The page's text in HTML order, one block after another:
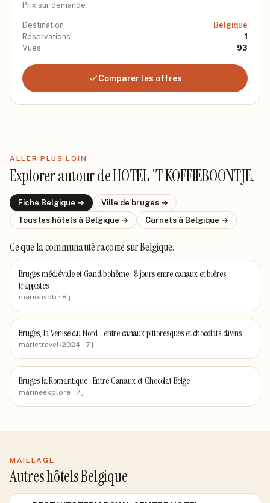
Prix sur demande
Destination
Belgique
Réservations
1
Vues
93
Comparer les offres
ALLER PLUS LOIN
Explorer autour deHOTEL 'T KOFFIEBOONTJE.
Fiche Belgique → Ville de bruges →
Tous les hôtels à Belgique → Carnets à Belgique →
Ce que la communauté racontesur Belgique.
Bruges médiévale et Gand bohème : 8 jours entre canaux et bières
trappistes
marionvdb · 8 j
Bruges, la Venise du Nord : entre canaux pittoresques et chocolats divins
marietravel-2024 · 7 j
Bruges la Romantique : Entre Canaux et Chocolat Belge
marineexplore · 7 j
MAILLAGE
Autres hôtels Belgique